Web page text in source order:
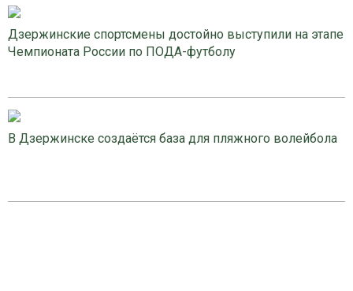
Дзержинские спортсмены достойно выступили на этапе
Чемпионата России по ПОДА-футболу
В Дзержинске создаётся база для пляжного волейбола